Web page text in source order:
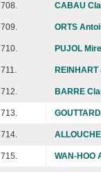
708. CABAU
709. ORTS
710. PUJOL
711.
712. BARRE
713.
714.
715. WAN-HOO